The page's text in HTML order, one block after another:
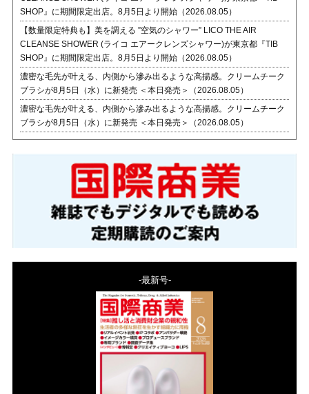
SHOP』に期間限定出店。8月5日より開始（2026.08.05）
【数量限定特典も】美を調える ”空気のシャワー” LICO THE AIR
CLEANSE SHOWER (ライコ エアークレンズシャワー)が東京都『TIB
SHOP』に期間限定出店。8月5日より開始（2026.08.05）
濃密な毛先が叶える、内側から滲み出るような高揚感。クリームチーク
ブラシが8月5日（水）に新発売 ＜本日発売＞（2026.08.05）
濃密な毛先が叶える、内側から滲み出るような高揚感。クリームチーク
ブラシが8月5日（水）に新発売 ＜本日発売＞（2026.08.05）
-最新号-